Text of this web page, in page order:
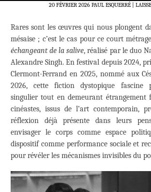
20 FÉVRIER 2026 PAUL ESQUERRÉ
Rares sont les œuvres qui nous plongent
mésaise ; c’est le cas pour ce court
échangeant de la salive, réalisé par le duo
Alexandre Singh. En festival depuis 2024,
Clermont-Ferrand en 2025, nommé aux
2026, cette fiction dystopique fascine
singulier tout en demeurant étrangement
cinéastes, issus de l’art contemporain,
réflexion déjà présente dans leurs
envisager le corps comme espace
dispositif comme performance sociale et
pour révéler les mécanismes invisibles du